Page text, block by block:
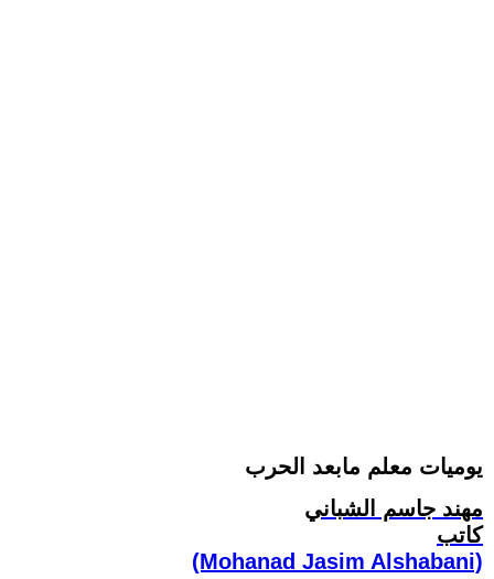
يوميات معلم مابعد الحرب
مهند جاسم الشباني
كاتب
(Mohanad Jasim Alshabani)